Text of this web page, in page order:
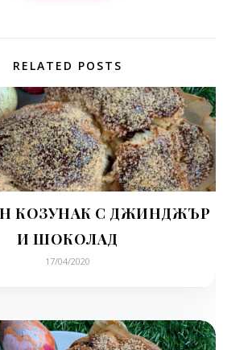
RELATED POSTS
КОЗУНАК С ДЖИНДЖЪР
И ШОКОЛАД
17/04/2020